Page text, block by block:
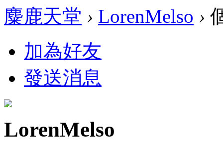
麋鹿天堂 › LorenMelso ›
加為好友
發送消息
LorenMelso